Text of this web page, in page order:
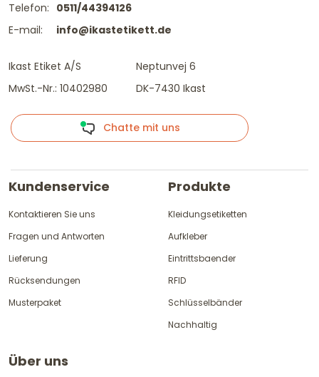
Telefon:
E-mail:
0511/44394126
info@ikastetikett.de
Ikast Etiket A/S
MwSt.-Nr.: 10402980
Neptunvej 6
DK-7430 Ikast
Chatte mit uns
Kundenservice
Kontaktieren Sie uns
Fragen und Antworten
Lieferung
Rücksendungen
Musterpaket
Produkte
Kleidungsetiketten
Aufkleber
Eintrittsbaender
RFID
Schlüsselbänder
Nachhaltig
Über uns